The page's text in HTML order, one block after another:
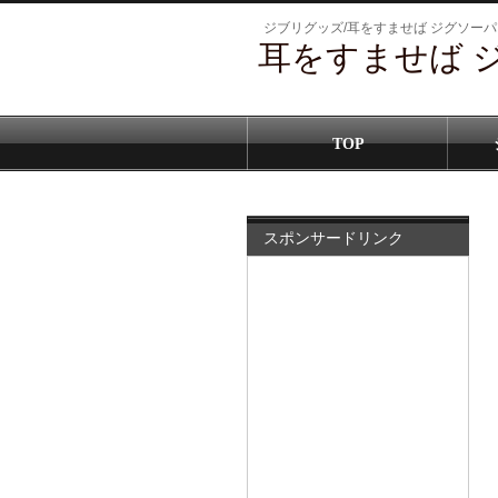
ジブリグッズ/耳をすませば ジグソー
耳をすませば
スポンサードリンク
TOP